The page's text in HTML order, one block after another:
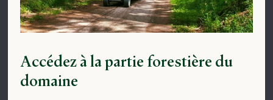
Accédez à la partie forestière du
domaine